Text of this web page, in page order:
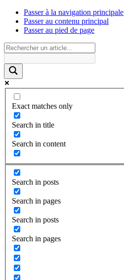
Passer à la navigation principale
Passer au contenu principal
Passer au pied de page
Exact matches only
Search in title
Search in content
Search in posts
Search in pages
Search in posts
Search in pages